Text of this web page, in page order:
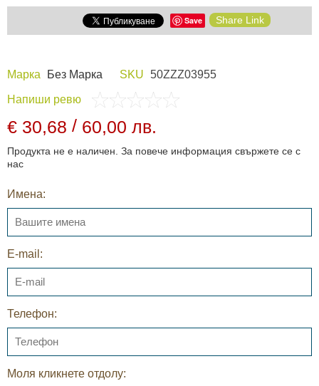
Save Share Link
Марка Без Марка SKU 50ZZZ03955
Напиши ревю
€ 30,68 / 60,00 лв.
Продукта не е наличен. За повече информация свържете се с
нас
Имена:
E-mail:
Телефон:
Моля кликнете отдолу: